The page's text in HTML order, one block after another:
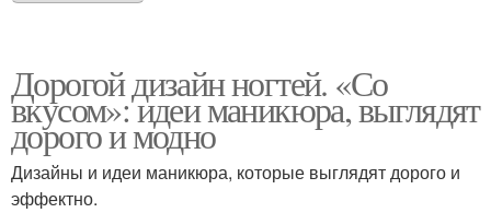
Дорогой дизайн ногтей. «Со
вкусом»: идеи маникюра, выглядят
дорого и модно
Дизайны и идеи маникюра, которые выглядят дорого и
эффектно.